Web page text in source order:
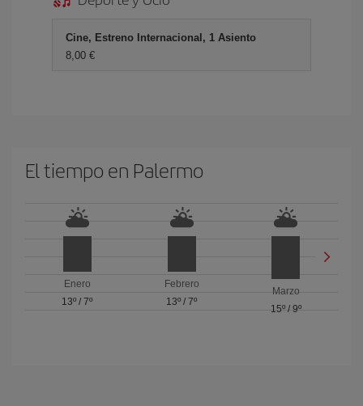
Cine, Estreno Internacional, 1 Asiento
8,00 €
El tiempo en Palermo
Enero
13º /7º
Febrero
13º / 7º
Marzo
15º/ 9º